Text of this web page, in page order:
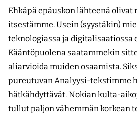
Ehkäpä epäuskon lähteenä olivat
itsestämme. Usein (syystäkin)
teknologiassa ja digitalisaatiossa
Kääntöpuolena saatammekin
aliarvioida muiden osaamista.
pureutuvan Analyysi-tekstimme
hätkähdyttävät. Nokian kulta-
tullut paljon vähemmän korkean